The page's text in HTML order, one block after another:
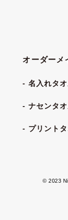
オーダーメ
名入れタ
ナセンタ
プリント
© 2023